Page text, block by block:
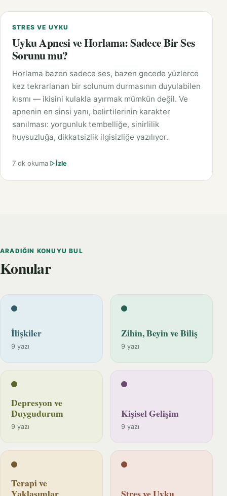
STRES VE UYKU
Uyku Apnesi ve Horlama: Sadece Bir Ses
Sorunu mu?
Horlama bazen sadece ses, bazen gecede yüzlerce
kez tekrarlanan bir solunum durmasının duyulabilen
kısmı — ikisini kulakla ayırmak mümkün değil. Ve
apnenin en sinsi yanı, belirtilerinin karakter
sanılması: yorgunluk tembelliğe, sinirlilik
huysuzluğa, dikkatsizlik ilgisizliğe yazılıyor.
7 dk okuma İzle
ARADIĞIN KONUYU BUL
Konular
İlişkiler
9 yazı
Zihin, Beyin ve Biliş
9 yazı
Depresyon ve
Duygudurum
9 yazı
Kişisel Gelişim
9 yazı
Terapi ve